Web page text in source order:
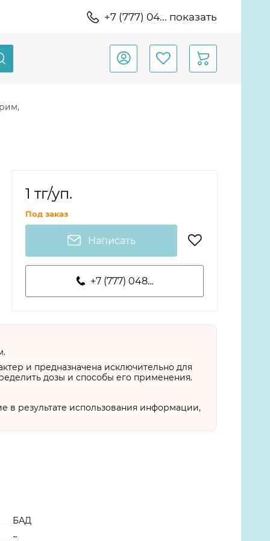
+7 (777) 04... показать
1 тг/уп.
Под заказ
Написать
+7 (777) 048...
и предназначена исключительно для
дозы и способы его применения.
в результате использования информации,
БАД
~